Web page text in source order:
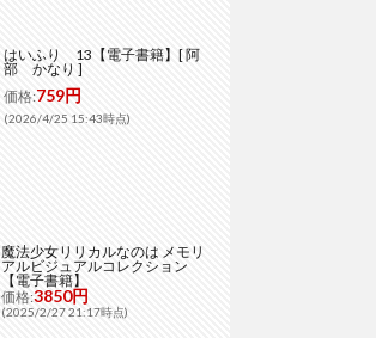
はいふり 13【電子書籍】[ 阿
部 かなり ]
価格:759円
(2026/4/25 15:43時点)
魔法少女リリカルなのは メモリ
アルビジュアルコレクション
【電子書籍】
価格:3850円
(2025/2/27 21:17時点)